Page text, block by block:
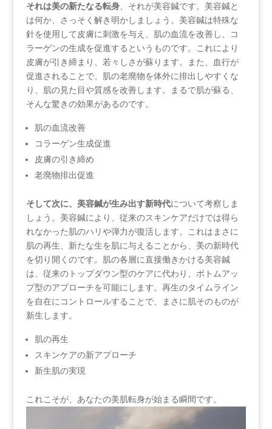
それは美の新たなる転身、それが美容鍼です。美容鍼と
は何か、さっそく解き明かしましょう。美容鍼は特殊な
針を使用して皮膚に刺激を与え、肌の血流を改善し、コ
ラーゲンの生成を促進するというものです。これにより
皮膚が引き締まり、若々しさが蘇ります。また、血行が
促進されることで、肌の老廃物を体外に排出しやすくな
り、肌の見た目や質感を改善します。まるで肌が蘇る、
そんな驚きの効果があるのです。
肌の血流改善
コラーゲン生成促進
皮膚の引き締め
老廃物排出促進
そして次に、美容鍼が生み出す新時代について考察しま
しょう。美容鍼により、従来のスキンケアだけでは得ら
れなかった肌のハリや弾力が復活します。これはまさに
肌の再生、新たな生を肌に与えることから、美の新時代
を切り開くのです。肌の各層に直接働きかける美容鍼
は、従来のトップダウン型のケアに代わり、ボトムアッ
プ型のアプローチを可能にします。再生のタイムライン
を自在にコントロールすることで、まさに肌そのものが
新生します。
肌の再生
スキンケアの新アプローチ
新生肌の実現
これこそが、あなたの美肌転身が始まる瞬間です。